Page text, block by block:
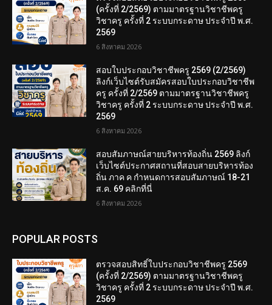
(ครั้งที่ 2/2569) ตามมาตรฐานวิชาชีพครู
วิชาครู ครั้งที่ 2 ระบบกระดาษ ประจำปี พ.ศ.
2569
6 สิงหาคม 2026
สอบใบประกอบวิชาชีพครู 2569 (2/2569)
ลิงก์เว็บไซต์รับสมัครสอบใบประกอบวิชาชีพ
ครู ครั้งที่ 2/2569 ตามมาตรฐานวิชาชีพครู
วิชาครู ครั้งที่ 2 ระบบกระดาษ ประจำปี พ.ศ.
2569
6 สิงหาคม 2026
สอบสัมภาษณ์สายบริหารท้องถิ่น 2569 ลิงก์
เว็บไซต์ประกาศสถานที่สอบสายบริหารท้อง
ถิ่น ภาค ค กำหนดการสอบสัมภาษณ์ 18-21
ส.ค. 69 คลิกที่นี่
6 สิงหาคม 2026
POPULAR POSTS
ตรวจสอบสิทธิ์ใบประกอบวิชาชีพครู 2569
(ครั้งที่ 2/2569) ตามมาตรฐานวิชาชีพครู
วิชาครู ครั้งที่ 2 ระบบกระดาษ ประจำปี พ.ศ.
2569